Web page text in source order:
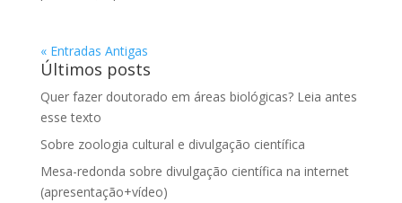
« Entradas Antigas
Últimos posts
Quer fazer doutorado em áreas biológicas? Leia antes
esse texto
Sobre zoologia cultural e divulgação científica
Mesa-redonda sobre divulgação científica na internet
(apresentação+vídeo)